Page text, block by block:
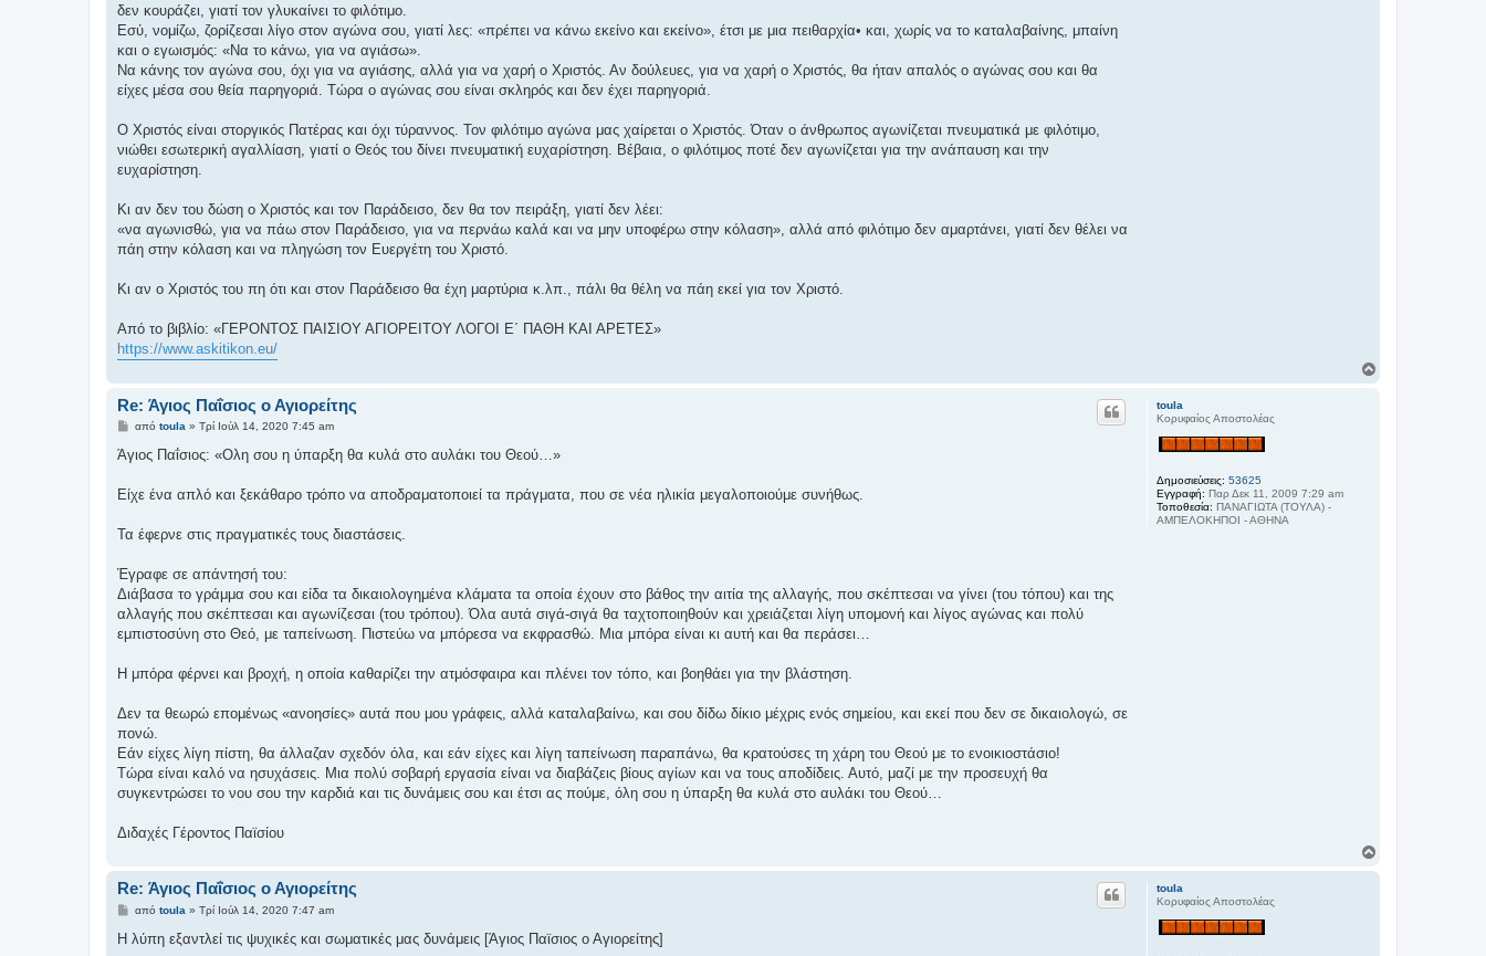
δεν κουράζει, γιατί τον γλυκαίνει το φιλότιμο.
Εσύ, νομίζω, ζορίζεσαι λίγο στον αγώνα σου, γιατί λες: «πρέπει να κάνω εκείνο και εκείνο», έτσι με μια πειθαρχία• και, χωρίς να το καταλαβαίνης, μπαίνη
και ο εγωισμός: «Να το κάνω, για να αγιάσω».
Να κάνης τον αγώνα σου, όχι για να αγιάσης, αλλά για να χαρή ο Χριστός. Αν δούλευες, για να χαρή ο Χριστός, θα ήταν απαλός ο αγώνας σου και θα
είχες μέσα σου θεία παρηγοριά. Τώρα ο αγώνας σου είναι σκληρός και δεν έχει παρηγοριά.
Ο Χριστός είναι στοργικός Πατέρας και όχι τύραννος. Τον φιλότιμο αγώνα μας χαίρεται ο Χριστός. Όταν ο άνθρωπος αγωνίζεται πνευματικά με φιλότιμο,
νιώθει εσωτερική αγαλλίαση, γιατί ο Θεός του δίνει πνευματική ευχαρίστηση. Βέβαια, ο φιλότιμος ποτέ δεν αγωνίζεται για την ανάπαυση και την
ευχαρίστηση.
Κι αν δεν του δώση ο Χριστός και τον Παράδεισο, δεν θα τον πειράξη, γιατί δεν λέει:
«να αγωνισθώ, για να πάω στον Παράδεισο, για να περνάω καλά και να μην υποφέρω στην κόλαση», αλλά από φιλότιμο δεν αμαρτάνει, γιατί δεν θέλει να
πάη στην κόλαση και να πληγώση τον Ευεργέτη του Χριστό.
Κι αν ο Χριστός του πη ότι και στον Παράδεισο θα έχη μαρτύρια κ.λπ., πάλι θα θέλη να πάη εκεί για τον Χριστό.
Από το βιβλίο: «ΓΕΡΟΝΤΟΣ ΠΑΙΣΙΟΥ ΑΓΙΟΡΕΙΤΟΥ ΛΟΓΟΙ Ε΄ ΠΑΘΗ ΚΑΙ ΑΡΕΤΕΣ»
https://www.askitikon.eu/
toula
Κορυφαίος Αποστολέας
Δημοσιεύσεις: 53625
Εγγραφή: Παρ Δεκ 11, 2009 7:29 am
Τοποθεσία: ΠΑΝΑΓΙΩΤΑ (ΤΟΥΛΑ) -
ΑΜΠΕΛΟΚΗΠΟΙ - ΑΘΗΝΑ
Re: Άγιος Παΐσιος ο Αγιορείτης
Δ
μ
ο
ί
ε
σ
από toula » Τρί Ιούλ 14, 2020 7:45 am
Άγιος Παΐσιος: «Ολη σου η ύπαρξη θα κυλά στο αυλάκι του Θεού…»
Είχε ένα απλό και ξεκάθαρο τρόπο να αποδραματοποιεί τα πράγματα, που σε νέα ηλικία μεγαλοποιούμε συνήθως.
Τα έφερνε στις πραγματικές τους διαστάσεις.
Έγραφε σε απάντησή του:
Διάβασα το γράμμα σου και είδα τα δικαιολογημένα κλάματα τα οποία έχουν στο βάθος την αιτία της αλλαγής, που σκέπτεσαι να γίνει (του τόπου) και της
αλλαγής που σκέπτεσαι και αγωνίζεσαι (του τρόπου). Όλα αυτά σιγά-σιγά θα ταχτοποιηθούν και χρειάζεται λίγη υπομονή και λίγος αγώνας και πολύ
εμπιστοσύνη στο Θεό, με ταπείνωση. Πιστεύω να μπόρεσα να εκφρασθώ. Μια μπόρα είναι κι αυτή και θα περάσει…
Η μπόρα φέρνει και βροχή, η οποία καθαρίζει την ατμόσφαιρα και πλένει τον τόπο, και βοηθάει για την βλάστηση.
Δεν τα θεωρώ επομένως «ανοησίες» αυτά που μου γράφεις, αλλά καταλαβαίνω, και σου δίδω δίκιο μέχρις ενός σημείου, και εκεί που δεν σε δικαιολογώ, σε
πονώ.
Εάν είχες λίγη πίστη, θα άλλαζαν σχεδόν όλα, και εάν είχες και λίγη ταπείνωση παραπάνω, θα κρατούσες τη χάρη του Θεού με το ενοικιοστάσιο!
Τώρα είναι καλό να ησυχάσεις. Μια πολύ σοβαρή εργασία είναι να διαβάζεις βίους αγίων και να τους αποδίδεις. Αυτό, μαζί με την προσευχή θα
συγκεντρώσει το νου σου την καρδιά και τις δυνάμεις σου και έτσι ας πούμε, όλη σου η ύπαρξη θα κυλά στο αυλάκι του Θεού…
Διδαχές Γέροντος Παϊσίου
toula
Κορυφαίος Αποστολέας
Re: Άγιος Παΐσιος ο Αγιορείτης
Δ
μ
από toula » Τρί Ιούλ 14, 2020 7:47 am
Η λύπη εξαντλεί τις ψυχικές και σωματικές μας δυνάμεις [Άγιος Παϊσιος ο Αγιορείτης]